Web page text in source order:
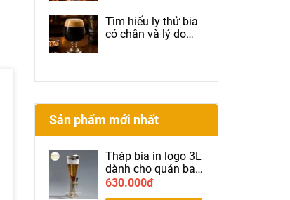
Check-in và giữ
chân khách hàng
Tìm hiểu ly thử bia
có chân và lý do
Sản phẩm mới nhất
Tháp bia in logo 3L
dành cho quán bar
nhà hàng bia màu
630.000đ